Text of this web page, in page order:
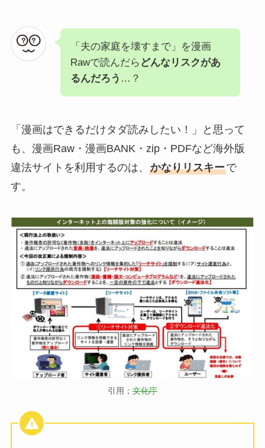
「夫の家庭を壊すまで」を漫画
Rawで読んだら どんなリスクがあ
るんだろう …？
「漫画はできるだけタダ読みしたい！」と思って
も、漫画Raw・漫画BANK・zip・PDFなど海外版
違法サイトを利用するのは、 かなりリスキーで
す。
引用； 文化庁